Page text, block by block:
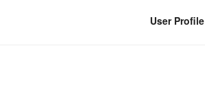
User Profile